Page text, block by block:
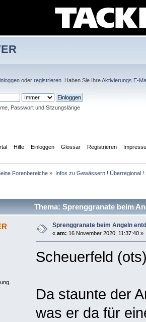
oder registrieren. Haben Sie IhreAktivierungs E-
Passwort und Sitzungslänge
Hilfe Einloggen Glossar Registrieren
Forenbereiche » Infos zu Gewässern ! Überregional !
Thema: Sprenggranate beim
Sprenggranate beim Angeln
« am: 16 November 2020, 11:37:40 »
Scheuerfeld
Da staunte der
was er da für